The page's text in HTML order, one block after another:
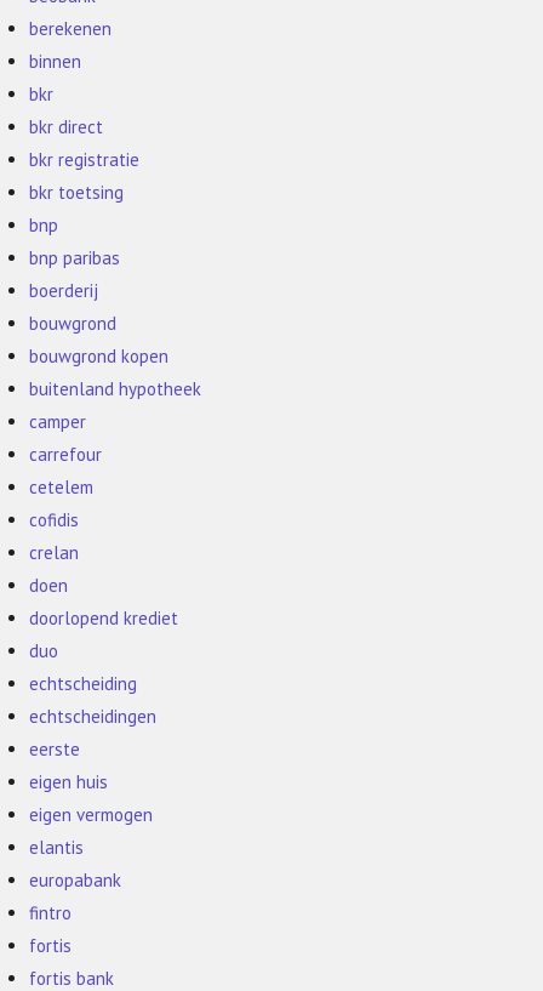
berekenen
binnen
bkr
bkr direct
bkr registratie
bkr toetsing
bnp
bnp paribas
boerderij
bouwgrond
bouwgrond kopen
buitenland hypotheek
camper
carrefour
cetelem
cofidis
crelan
doen
doorlopend krediet
duo
echtscheiding
echtscheidingen
eerste
eigen huis
eigen vermogen
elantis
europabank
fintro
fortis
fortis bank